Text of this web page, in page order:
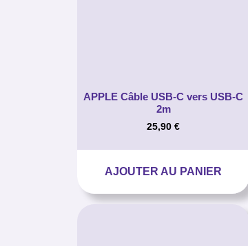
APPLE Câble USB-C vers USB-C
2m
25,90 €
AJOUTER AU PANIER